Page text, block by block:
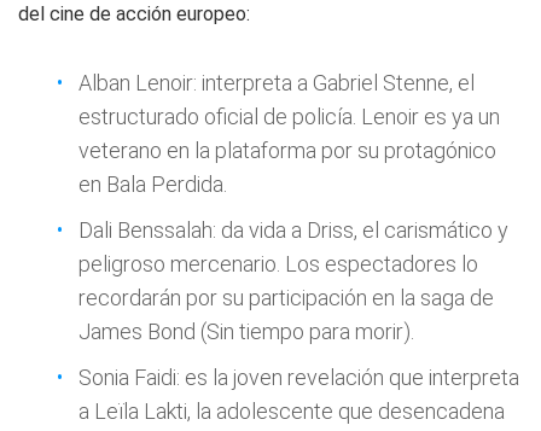
del cine de acción europeo:
Alban Lenoir: interpreta a Gabriel Stenne, el
estructurado oficial de policía. Lenoir es ya un
veterano en la plataforma por su protagónico
en Bala Perdida
Dali Benssalah: da vida a Driss, el carismático y
peligroso mercenario. Los espectadores lo
recordarán por su participación en la saga de
James Bond (Sin tiempo para morir).
Sonia Faidi: es la joven revelación que interpreta
a Leïla Lakti, la adolescente que desencadena